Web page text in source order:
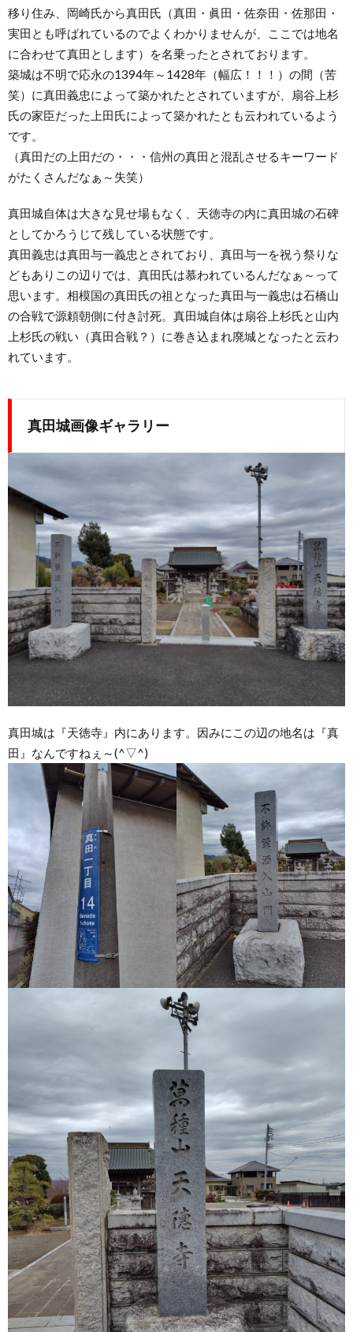
移り住み、岡崎氏から真田氏（真田・眞田・佐奈田・佐那田・
実田とも呼ばれているのでよくわかりませんが、ここでは地名
に合わせて真田とします）を名乗ったとされております。
築城は不明で応永の1394年～1428年（幅広！！！）の間（苦
笑）に真田義忠によって築かれたとされていますが、扇谷上杉
氏の家臣だった上田氏によって築かれたとも云われているよう
です。
（真田だの上田だの・・・信州の真田と混乱させるキーワード
がたくさんだなぁ～失笑）
真田城自体は大きな見せ場もなく、天徳寺の内に真田城の石碑
としてかろうじて残している状態です。
真田義忠は真田与一義忠とされており、真田与一を祝う祭りな
どもありこの辺りでは、真田氏は慕われているんだなぁ～って
思います。相模国の真田氏の祖となった真田与一義忠は石橋山
の合戦で源頼朝側に付き討死。真田城自体は扇谷上杉氏と山内
上杉氏の戦い（真田合戦？）に巻き込まれ廃城となったと云わ
れています。
真田城画像ギャラリー
真田城は『天徳寺』内にあります。因みにこの辺の地名は『真
田』なんですねぇ～(^▽^)